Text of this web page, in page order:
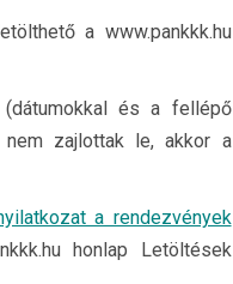
a www.pankkk.hu
és a fellépő
nem zajlottak le, akkor a
a rendezvények
honlap Letöltések